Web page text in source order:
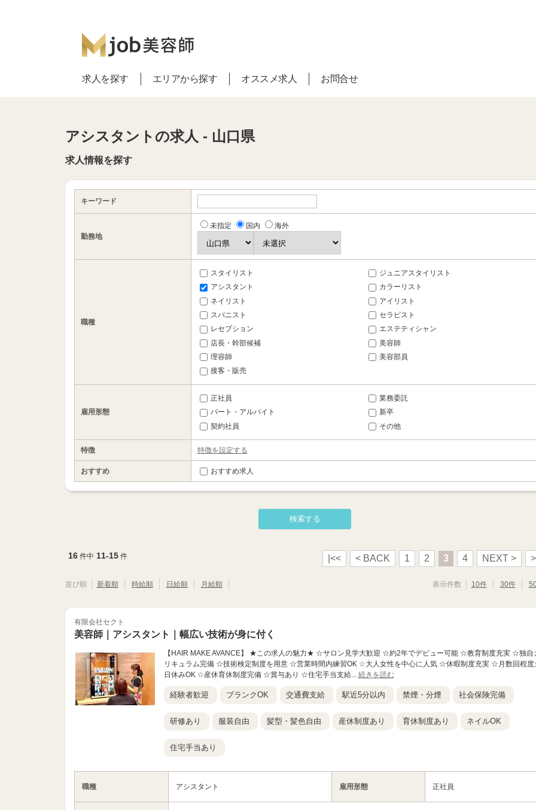
求人を探す エリアから探す オススメ求人 お問合せ
アシスタントの求人 - 山口県
求人情報を探す
キーワード
勤務地
未指定 国内 海外
職種
スタイリスト
ジュニアスタイリスト
アシスタント
カラーリスト
ネイリスト
アイリスト
スパニスト
セラピスト
レセプション
エステティシャン
店長・幹部候補
美容師
理容師
美容部員
接客・販売
雇用形態
正社員
業務委託
パート・アルバイト
新卒
契約社員
その他
特徴 特徴を設定する
おすすめ おすすめ求人
16件中 11-15件 |<< < BACK 1 2 3 4 NEXT >
並び順 新着順 時給順 日給順 月給順 表示件数 10件 30件
有限会社セクト
美容師｜アシスタント｜幅広い技術が身に付く
【HAIR MAKE AVANCE】 ★この求人の魅力★ ☆サロン見学大歓迎 ☆約2年でデビュー可能 ☆教育制度充実 ☆独自
リキュラム完備 ☆技術検定制度を用意 ☆営業時間内練習OK ☆大人女性を中心に人気 ☆休暇制度充実 ☆月数回程度
日休みOK ☆産休育休制度完備 ☆賞与あり ☆住宅手当支給... 続きを読む
経験者歓迎 ブランクOK 交通費支給 駅近5分以内 禁煙・分煙 社会保険完備
研修あり 服装自由 髪型・髪色自由 産休制度あり 育休制度あり ネイルOK
住宅手当あり
職種 アシスタント 雇用形態 正社員